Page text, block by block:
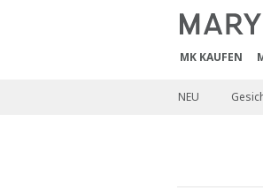
MK KAUFEN
NEU